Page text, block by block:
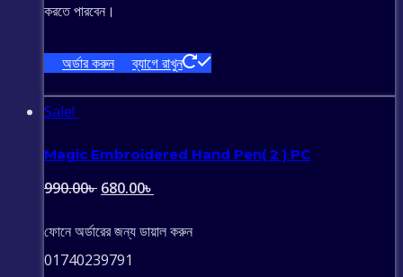
করতে পারবেন।
অর্ডার করুন ব্যাগে রাখুন
Sale!
Magic Embroidered Hand Pen( 2 ) PC
990.00৳ Original
was:
680.00৳
ফোনে অর্ডারের জন্য ডায়াল করুন
01740239791